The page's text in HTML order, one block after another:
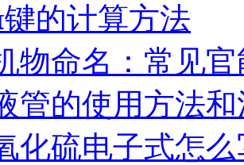
的计算方法
物命名：常见
管的使用方法
化硫电子式怎